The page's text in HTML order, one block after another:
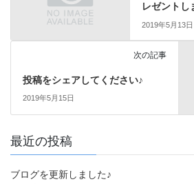
レゼントし
2019年5月13日
次の記事
投稿をシェアしてください♪
2019年5月15日
最近の投稿
ブログを更新しました♪